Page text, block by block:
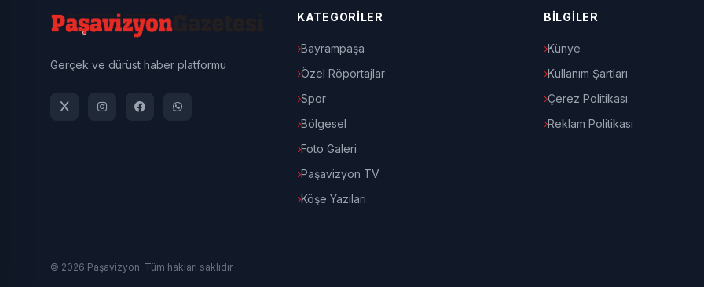
Gerçek ve dürüst haber platformu
KATEGORİLER
Bayrampaşa
Özel Röportajlar
Spor
Bölgesel
Foto Galeri
Paşavizyon TV
Köşe Yazıları
BİLGİLER
Künye
Kullanım Şartları
Çerez Politikası
Reklam Politikası
© 2026 Paşavizyon. Tüm hakları saklıdır.